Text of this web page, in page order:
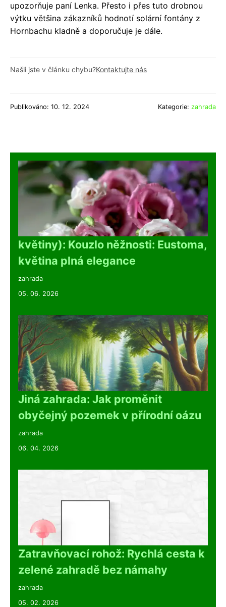
upozorňuje paní Lenka. Přesto i přes tuto drobnou
výtku většina zákazníků hodnotí solární fontány z
Hornbachu kladně a doporučuje je dále.
Našli jste v článku chybu?Kontaktujte nás
Publikováno: 10. 12. 2024 Kategorie: zahrada
květiny): Kouzlo něžnosti: Eustoma,
květina plná elegance
zahrada
05. 06. 2026
Jiná zahrada: Jak proměnit
obyčejný pozemek v přírodní oázu
zahrada
06. 04. 2026
Zatravňovací rohož: Rychlá cesta k
zelené zahradě bez námahy
zahrada
05. 02. 2026